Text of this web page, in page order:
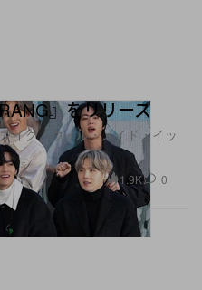
』をリリース
イク・ウィル・メイド・イッ
1.9K 0